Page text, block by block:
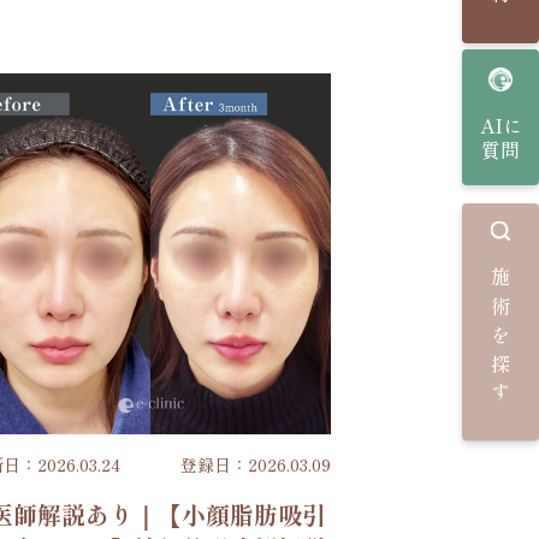
：2026.03.24 登録日：2026.03.09
師解説あり｜【小顔脂肪吸引
AIに
質問
施術を探す